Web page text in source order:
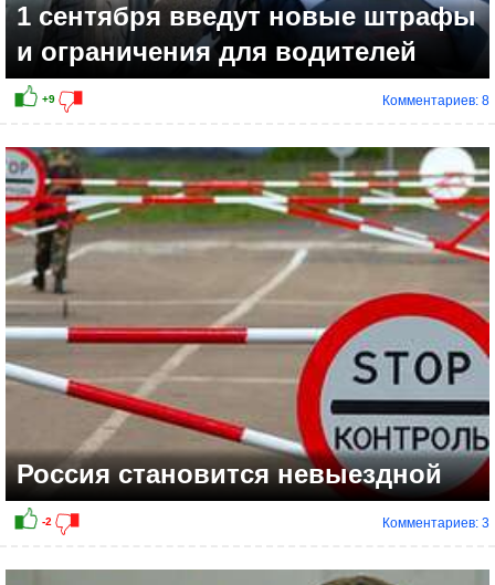
1 сентября введут новые штрафы
и ограничения для водителей
Комментариев: 8
Россия становится невыездной
Комментариев: 3